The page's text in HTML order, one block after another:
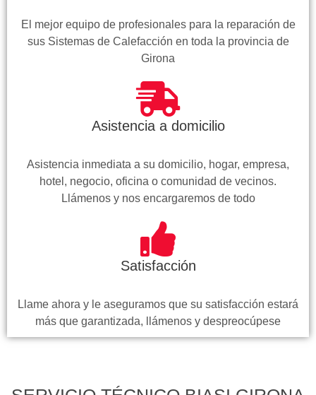
El mejor equipo de profesionales para la reparación de
sus Sistemas de Calefacción en toda la provincia de
Girona
Asistencia a domicilio
Asistencia inmediata a su domicilio, hogar, empresa,
hotel, negocio, oficina o comunidad de vecinos.
Llámenos y nos encargaremos de todo
Satisfacción
Llame ahora y le aseguramos que su satisfacción estará
más que garantizada, llámenos y despreocúpese